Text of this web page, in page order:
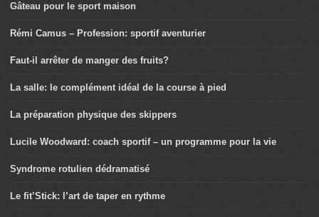
Gâteau pour le sport maison
Rémi Camus – Profession: sportif aventurier
Faut-il arrêter de manger des fruits?
La salle: le complément idéal de la course à pied
La préparation physique des skippers
Lucile Woodward: coach sportif – un programme pour la vie
Syndrome rotulien dédramatisé
Le fit’Stick: l’art de taper en rythme